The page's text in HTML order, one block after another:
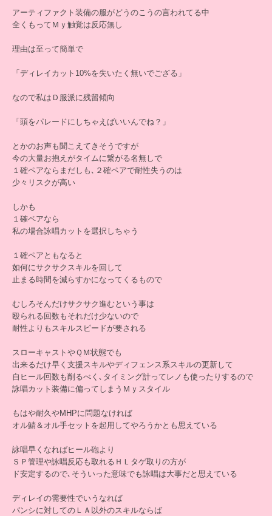
アーティファクト装備の服がどうのこうの言われてる中
全くもってＭｙ触覚は反応無し
理由は至って簡単で
「ディレイカット10%を失いたく無いでござる」
なので私はＤ服派に残留傾向
「頭をパレードにしちゃえばいいんでね？」
とかのお声も聞こえてきそうですが
今の大量お抱えがタイムに繋がる名無しで
１確ペアならまだしも､２確ペアで耐性失うのは
少々リスクが高い
しかも
１確ペアなら
私の場合詠唱カットを選択しちゃう
１確ペアともなると
如何にサクサクスキルを回して
止まる時間を減らすかになってくるもので
むしろそんだけサクサク進むという事は
殴られる回数もそれだけ少ないので
耐性よりもスキルスピードが要される
スローキャストやＱＭ状態でも
出来るだけ早く支援スキルやディフェンス系スキルの更新して
自ヒール回数も削るべく､タイミング計ってレノも使ったりするので
詠唱カット装備に偏ってしまうＭｙスタイル
もはや耐久やMHPに問題なければ
オル鯖＆オル手セットを起用してやろうかとも思えている
詠唱早くなればヒール砲より
ＳＰ管理や詠唱反応も取れるＨＬタゲ取りの方が
ド安定するので､そういった意味でも詠唱は大事だと思えている
ディレイの需要性でいうなれば
バンシに対してのＬＡ以外のスキルならば